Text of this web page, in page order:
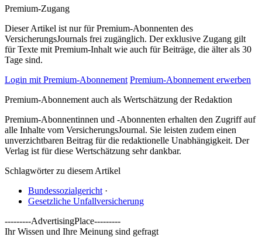
Premium-Zugang
Dieser Artikel ist nur für Premium-Abonnenten des
VersicherungsJournals frei zugänglich. Der exklusive Zugang gilt
für Texte mit Premium-Inhalt wie auch für Beiträge, die älter als 30
Tage sind.
Login mit Premium-Abonnement Premium-Abonnement erwerben
Premium-Abonnement auch als Wertschätzung der Redaktion
Premium-Abonnentinnen und -Abonnenten erhalten den Zugriff auf
alle Inhalte vom VersicherungsJournal. Sie leisten zudem einen
unverzichtbaren Beitrag für die redaktionelle Unabhängigkeit. Der
Verlag ist für diese Wertschätzung sehr dankbar.
Schlagwörter zu diesem Artikel
Bundessozialgericht ·
Gesetzliche Unfallversicherung
---------AdvertisingPlace---------
Ihr Wissen und Ihre Meinung sind gefragt